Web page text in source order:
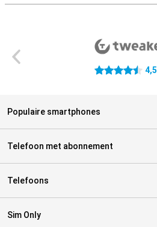
4.5 sterren 4,5
Populaire smartphones
Telefoon met abonnement
Telefoons
Sim Only